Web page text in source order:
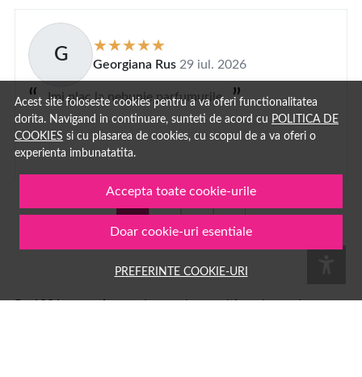
Acest site foloseste cookies pentru a va oferi functionalitatea
dorita. Navigand in continuare, sunteti de acord cu POLITICA DE
COOKIES si cu plasarea de cookies, cu scopul de a va oferi o
experienta imbunatatita.
Accepta toate cookie-urile
Doar cookie-uri esentiale
PREFERINTE COOKIE-URI
G Georgiana Rus 29 iul. 2026
Imi plac la nebunie parfumurile
Pe1001cosmetice.roai acces la o multime de produse